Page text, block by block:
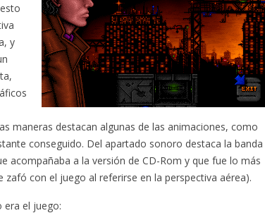
y
maneras destacan algunas de las animaciones, como
conseguido. Del apartado sonoro destaca la banda
acompañaba a la versión de CD-Rom y que fue lo más
zafó con el juego al referirse en la perspectiva aérea).
era el juego: